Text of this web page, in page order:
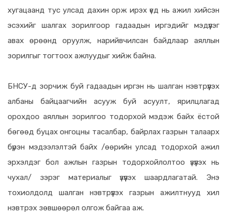
хугацаанд тус улсад дахин орж ирэх үед нь ажил хийсэн
эсэхийг шалгах зорилгоор гадаадын иргэдийг мэдүүлэг
авах өрөөнд оруулж, нарийвчилсан байдлаар аяллын
зорилгыг тогтоох ажлуудыг хийж байна.
БНСУ-д зорчиж буй гадаадын иргэн нь шалган нэвтрүүлэх
албаны байцаагчийн асууж буй асуулт, ярилцлагад
орохдоо аяллын зорилгоо тодорхой мэдэж байх ёстой
бөгөөд буцах онгоцны тасалбар, байрлах газрын талаарх
бүрэн мэдээлэлтэй байх /өөрийн улсад тодорхой ажил
эрхэлдэг бол ажлын газрын тодорхойлолтоо үзүүлэх нь
чухал/ зэрэг материалыг үзүүлэх шаардлагатай. Энэ
тохиолдолд шалган нэвтрүүлэх газрын ажилтнууд хил
нэвтрэх зөвшөөрөл олгож байгаа аж.